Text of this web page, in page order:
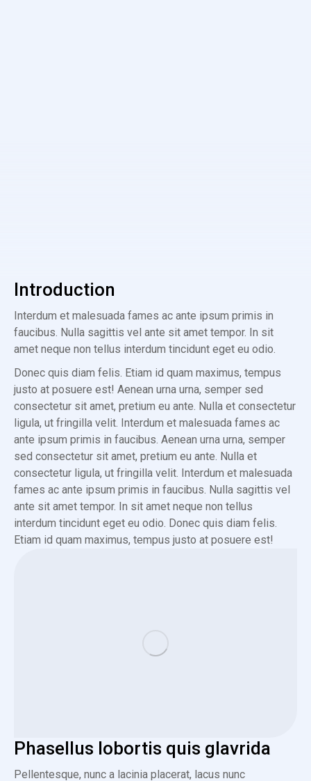
Introduction
Interdum et malesuada fames ac ante ipsum primis in
faucibus. Nulla sagittis vel ante sit amet tempor. In sit
amet neque non tellus interdum tincidunt eget eu odio.
Donec quis diam felis. Etiam id quam maximus, tempus
justo at posuere est! Aenean urna urna, semper sed
consectetur sit amet, pretium eu ante. Nulla et consectetur
ligula, ut fringilla velit. Interdum et malesuada fames ac
ante ipsum primis in faucibus. Aenean urna urna, semper
sed consectetur sit amet, pretium eu ante. Nulla et
consectetur ligula, ut fringilla velit. Interdum et malesuada
fames ac ante ipsum primis in faucibus. Nulla sagittis vel
ante sit amet tempor. In sit amet neque non tellus
interdum tincidunt eget eu odio. Donec quis diam felis.
Etiam id quam maximus, tempus justo at posuere est!
Phasellus lobortis quis glavrida
Pellentesque, nunc a lacinia placerat, lacus nunc